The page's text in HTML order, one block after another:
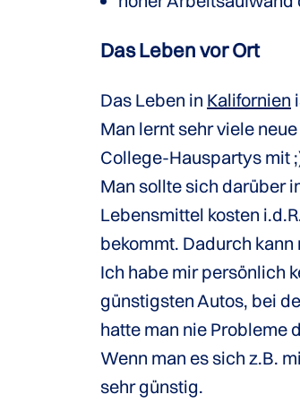
Das Leben vor Ort
Das Leben in Kalifornien
Man lernt sehr viele
College-Hauspartys mit
Man sollte sich darüber
Lebensmittel kosten
bekommt. Dadurch
Ich habe mir persönlich
günstigsten Autos, bei
hatte man nie Probleme
Wenn man es sich z.B.
sehr günstig.